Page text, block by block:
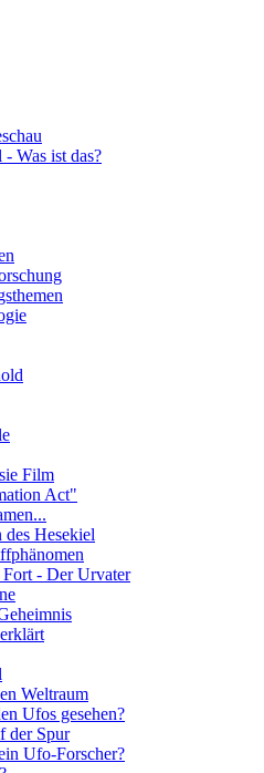
Was ist das?
Film
Act"
Hesekiel
- Der Urvater
Weltraum
Ufos gesehen?
der Spur
Ufo-Forscher?